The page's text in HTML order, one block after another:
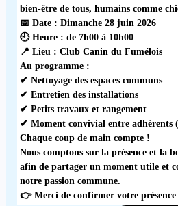
bien-être de tous, humains comme
📅 Date : Dimanche 28 juin 2026
🕘 Heure : de 7h00 à 10h00
📍 Lieu : Club Canin du Fumélois
Au programme :
✔ Nettoyage des espaces communs
✔ Entretien des installations
✔ Petits travaux et rangement
✔ Moment convivial entre adhérents
Chaque coup de main compte !
Nous comptons sur la présence et la
afin de partager un moment utile et
notre passion commune.
👉 Merci de confirmer votre